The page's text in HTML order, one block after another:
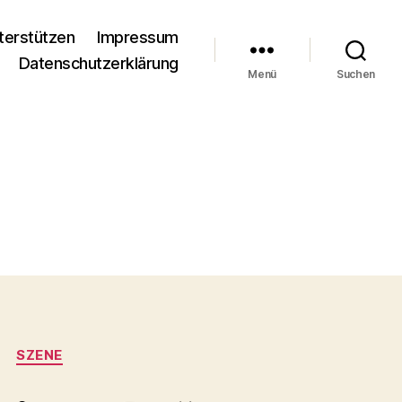
Impressum
Datenschutzerklärung
Menü Suchen
SZENE